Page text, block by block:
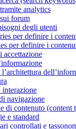
analytics
forum
degli utenti
per definire i
per definire i
accettazione
navigazione
di contenuto (content
e standard
controllati e